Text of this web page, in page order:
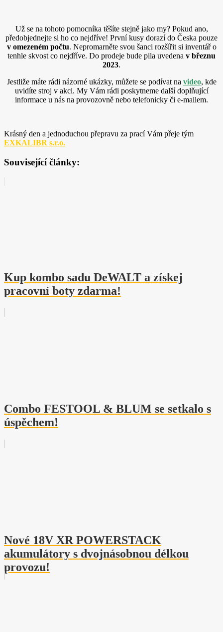
Už se na tohoto pomocníka těšíte stejně jako my? Pokud ano,
předobjednejte si ho co nejdříve! První kusy dorazí do Česka pouze
v omezeném počtu. Nepromarněte svou šanci rozšířit si inventář o
tenhle skvost co nejdříve. Do prodeje bude pila uvedena v březnu
2023.
Jestliže máte rádi názorné ukázky, můžete se podívat na video, kde
uvidíte stroj v akci. My Vám rádi poskytneme další doplňující
informace u nás na provozovně nebo telefonicky či e-mailem.
Krásný den a jednoduchou přepravu za prací Vám přeje tým
EXKALIBR s.r.o.
Související články:
Kup kombo sadu DeWALT a získej
pracovní boty zdarma!
Combo FESTOOL & BLUM se setkalo s
úspěchem!
Nové 18V XR POWERSTACK
akumulátory s dvojnásobnou délkou
provozu!